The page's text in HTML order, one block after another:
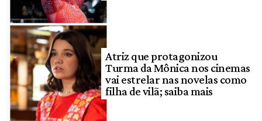
Atriz que protagonizou
Turma da Mônica nos cinemas
vai estrelar nas novelas como
filha de vilã; saiba mais